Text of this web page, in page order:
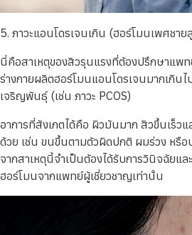
5. ภาวะแอนโดรเจนเกิน (ฮอร์โมนเพศชาย
นี่คือสาเหตุของสิวรุนแรงที่ต้องปรึกษาแพท
ร่างกายผลิตฮอร์โมนแอนโดรเจนมากเกิน
เจริญพันธุ์ (เช่น ภาวะ PCOS)
อาการที่สังเกตได้คือ ผิวมันมาก สิวขึ้นเร็ว
ด้วย เช่น ขนขึ้นตามตัวผิดปกติ ผมร่วง หรือ
จากสาเหตุนี้จำเป็นต้องได้รับการวินิจฉัยแ
ฮอร์โมนจากแพทย์ผู้เชี่ยวชาญเท่านั้น